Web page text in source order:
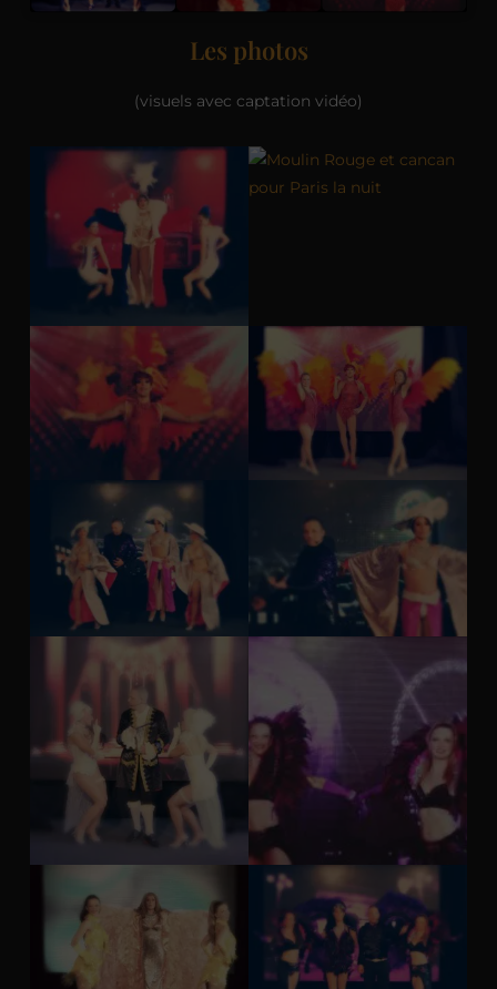
Les photos
(visuels avec captation vidéo)